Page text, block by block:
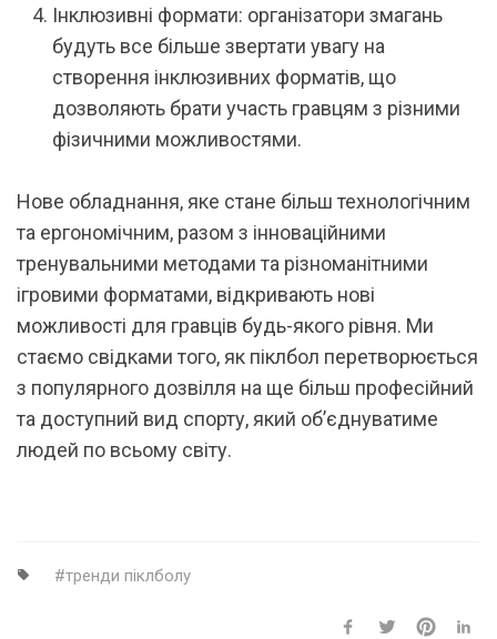
Інклюзивні формати: організатори змагань
будуть все більше звертати увагу на
створення інклюзивних форматів, що
дозволяють брати участь гравцям з різними
фізичними можливостями.
Нове обладнання, яке стане більш технологічним
та ергономічним, разом з інноваційними
тренувальними методами та різноманітними
ігровими форматами, відкривають нові
можливості для гравців будь-якого рівня. Ми
стаємо свідками того, як піклбол перетворюється
з популярного дозвілля на ще більш професійний
та доступний вид спорту, який об’єднуватиме
людей по всьому світу.
тренди піклболу